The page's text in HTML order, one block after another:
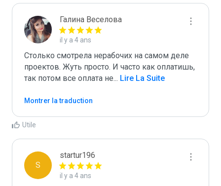
Галина Веселова
il y a 4 ans
Столько смотрела нерабочих на самом деле
проектов. Жуть просто. И часто как оплатишь,
так потом все оплата не... Lire La Suite
Montrer la traduction
Utile
S
startur196
il y a 4 ans